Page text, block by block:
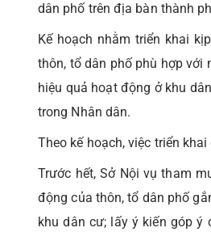
dân phố trên địa bàn thành
Kế hoạch nhằm triển khai
thôn, tổ dân phố phù hợp với
hiệu quả hoạt động ở khu
trong Nhân dân.
Theo kế hoạch, việc triển
Trước hết, Sở Nội vụ tham
động của thôn, tổ dân phố
khu dân cư; lấy ý kiến góp ý